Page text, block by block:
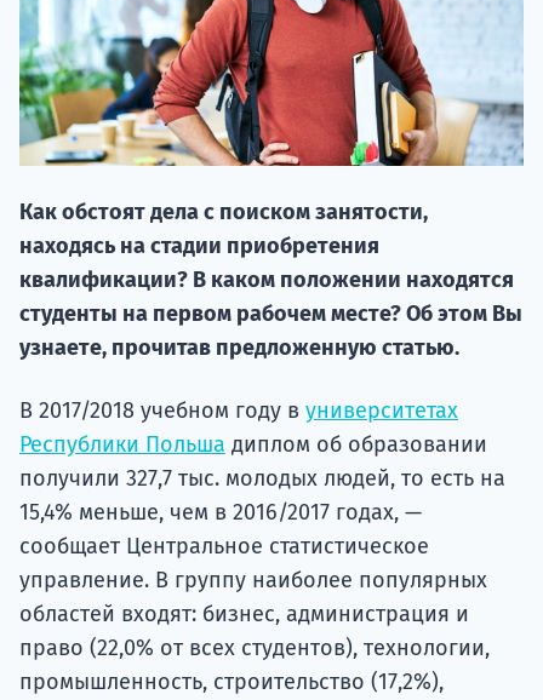
Как обстоят дела с поиском занятости,
находясь на стадии приобретения
квалификации? В каком положении находятся
студенты на первом рабочем месте? Об этом Вы
узнаете, прочитав предложенную статью.
В 2017/2018 учебном году в университетах
Республики Польша диплом об образовании
получили 327,7 тыс. молодых людей, то есть на
15,4% меньше, чем в 2016/2017 годах, —
сообщает Центральное статистическое
управление. В группу наиболее популярных
областей входят: бизнес, администрация и
право (22,0% от всех студентов), технологии,
промышленность, строительство (17,2%),
НАБОР